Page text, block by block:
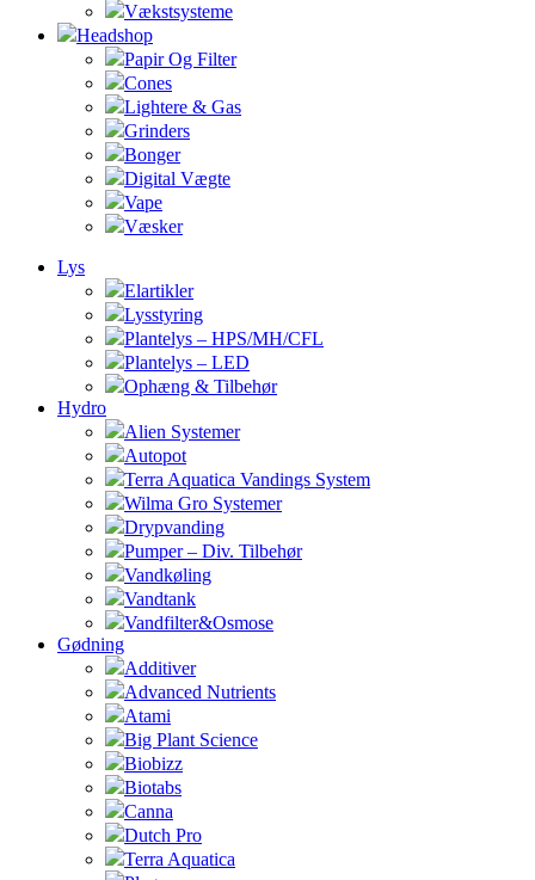
Vækstsysteme
Headshop
Papir Og Filter
Cones
Lightere & Gas
Grinders
Bonger
Digital Vægte
Vape
Væsker
Lys
Elartikler
Lysstyring
Plantelys – HPS/MH/CFL
Plantelys – LED
Ophæng & Tilbehør
Hydro
Alien Systemer
Autopot
Terra Aquatica Vandings System
Wilma Gro Systemer
Drypvanding
Pumper – Div. Tilbehør
Vandkøling
Vandtank
Vandfilter&Osmose
Gødning
Additiver
Advanced Nutrients
Atami
Big Plant Science
Biobizz
Biotabs
Canna
Dutch Pro
Terra Aquatica